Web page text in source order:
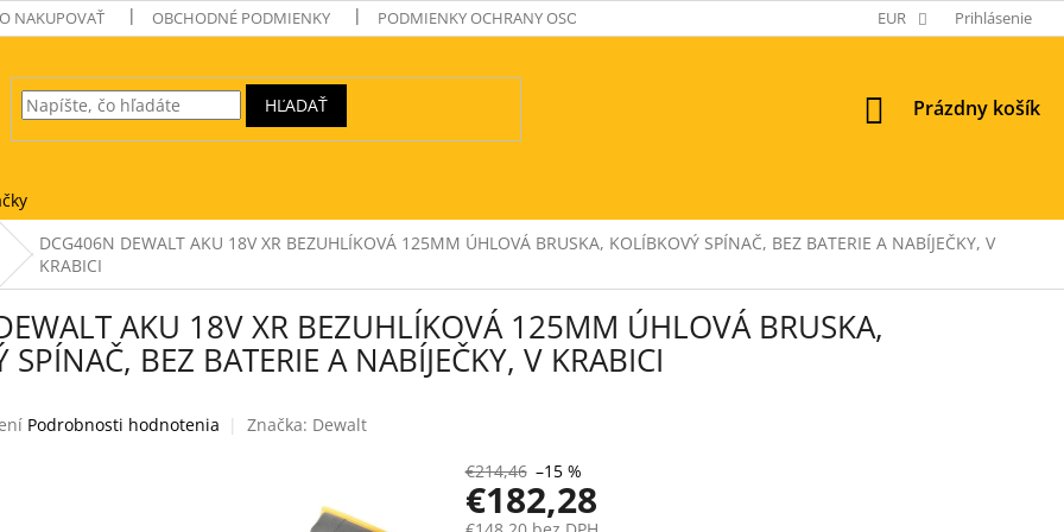
NAKUPOVAŤ OBCHODNÉ PODMIENKY PODMIENKY OCHRANY OSOBNÝCH ÚDAJOV EUR Prihlásenie
HĽADAŤ
NÁKUPNÝ
Prázdny košík
DCG406N DEWALT AKU 18V XR BEZUHLÍKOVÁ 125MM ÚHLOVÁ BRUSKA, KOLÍBKOVÝ SPÍNAČ, BEZ BATERIE A NABÍJEČKY, V
KRABICI
AKU 18V XR BEZUHLÍKOVÁ 125MM ÚHLOVÁ BRUSKA,
SPÍNAČ, BEZ BATERIE A NABÍJEČKY, V KRABICI
Podrobnosti hodnotenia Značka: Dewalt
€214,46 –15 %
€182,28